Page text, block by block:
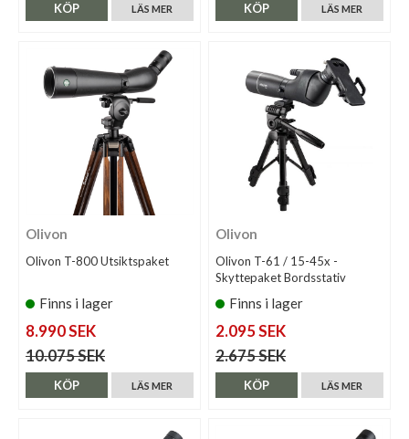
LÄS MER
KÖP LÄS MER
KÖP
Olivon
Olivon T-800 Utsiktspaket
Finns i lager
8.990 SEK
10.075 SEK
LÄS MER
KÖP
Olivon
Olivon T-61 / 15-45x -
Skyttepaket Bordsstativ
Finns i lager
2.095 SEK
2.675 SEK
LÄS MER
KÖP